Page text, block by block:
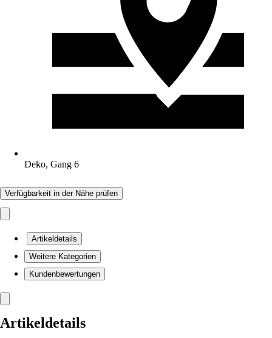
Deko, Gang 6
Verfügbarkeit in der Nähe prüfen
Artikeldetails
Weitere Kategorien
Kundenbewertungen
Artikeldetails